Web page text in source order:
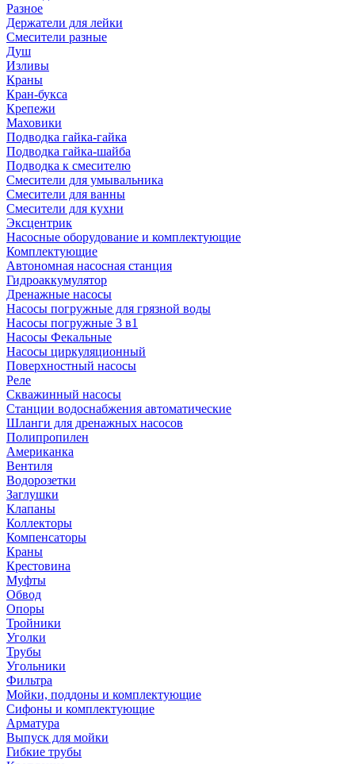
Разное
Держатели для лейки
Смесители разные
Душ
Изливы
Краны
Кран-букса
Крепежи
Маховики
Подводка гайка-гайка
Подводка гайка-шайба
Подводка к смесителю
Смесители для умывальника
Смесители для ванны
Смесители для кухни
Эксцентрик
Насосные оборудование и комплектующие
Комплектующие
Автономная насосная станция
Гидроаккумулятор
Дренажные насосы
Насосы погружные для грязной воды
Насосы погружные 3 в1
Насосы Фекальные
Насосы циркуляционный
Поверхностный насосы
Реле
Скважинный насосы
Станции водоснабжения автоматические
Шланги для дренажных насосов
Полипропилен
Американка
Вентиля
Водорозетки
Заглушки
Клапаны
Коллекторы
Компенсаторы
Краны
Крестовина
Муфты
Обвод
Опоры
Тройники
Уголки
Трубы
Угольники
Фильтра
Мойки, поддоны и комплектующие
Сифоны и комплектующие
Арматура
Выпуск для мойки
Гибкие трубы